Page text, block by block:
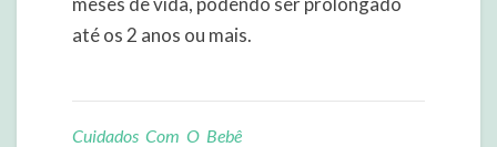
até os 2 anos ou mais.
Cuidados Com O Bebê